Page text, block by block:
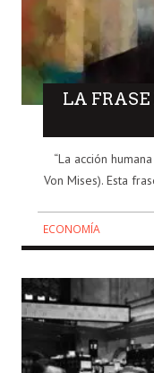
LA
“La acción
Von Mises). Esta
ECONOMÍA